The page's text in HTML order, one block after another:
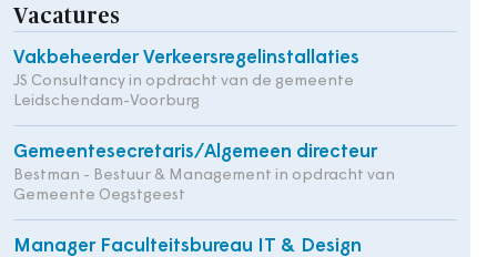
Vacatures
Vakbeheerder Verkeersregelinstallaties
JS Consultancy in opdracht van de gemeente
Leidschendam-Voorburg
Gemeentesecretaris/Algemeen directeur
Bestman - Bestuur & Management in opdracht van
Gemeente Oegstgeest
Manager Faculteitsbureau IT & Design